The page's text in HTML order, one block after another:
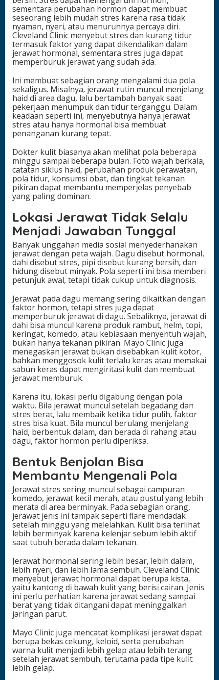
sementara perubahan hormon dapat membuat
seseorang lebih mudah stres karena rasa tidak
nyaman, nyeri, atau menurunnya percaya diri.
Cleveland Clinic menyebut stres dan kurang tidur
termasuk faktor yang dapat dikendalikan dalam
jerawat hormonal, sementara stres juga dapat
memperburuk jerawat yang sudah ada.
Ini membuat sebagian orang mengalami dua pola
sekaligus. Misalnya, jerawat rutin muncul menjelang
haid di area dagu, lalu bertambah banyak saat
pekerjaan menumpuk dan tidur terganggu. Dalam
keadaan seperti ini, menyebutnya hanya jerawat
stres atau hanya hormonal bisa membuat
penanganan kurang tepat.
Dokter kulit biasanya akan melihat pola beberapa
minggu sampai beberapa bulan. Foto wajah berkala,
catatan siklus haid, perubahan produk perawatan,
pola tidur, konsumsi obat, dan tingkat tekanan
pikiran dapat membantu memperjelas penyebab
yang paling dominan.
Lokasi Jerawat Tidak Selalu
Menjadi Jawaban Tunggal
Banyak unggahan media sosial menyederhanakan
jerawat dengan peta wajah. Dagu disebut hormonal,
dahi disebut stres, pipi disebut kurang bersih, dan
hidung disebut minyak. Pola seperti ini bisa memberi
petunjuk awal, tetapi tidak cukup untuk diagnosis.
Jerawat pada dagu memang sering dikaitkan dengan
faktor hormon, tetapi stres juga dapat
memperburuk jerawat di dagu. Sebaliknya, jerawat di
dahi bisa muncul karena produk rambut, helm, topi,
keringat, komedo, atau kebiasaan menyentuh wajah,
bukan hanya tekanan pikiran. Mayo Clinic juga
menegaskan jerawat bukan disebabkan kulit kotor,
bahkan menggosok kulit terlalu keras atau memakai
sabun keras dapat mengiritasi kulit dan membuat
jerawat memburuk.
Karena itu, lokasi perlu digabung dengan pola
waktu. Bila jerawat muncul setelah begadang dan
stres berat, lalu membaik ketika tidur pulih, faktor
stres bisa kuat. Bila muncul berulang menjelang
haid, berbentuk dalam, dan berada di rahang atau
dagu, faktor hormon perlu diperiksa.
Bentuk Benjolan Bisa
Membantu Mengenali Pola
Jerawat stres sering muncul sebagai campuran
komedo, jerawat kecil merah, atau pustul yang lebih
merata di area berminyak. Pada sebagian orang,
jerawat jenis ini tampak seperti flare mendadak
setelah minggu yang melelahkan. Kulit bisa terlihat
lebih berminyak karena kelenjar sebum lebih aktif
saat tubuh berada dalam tekanan.
Jerawat hormonal sering lebih besar, lebih dalam,
lebih nyeri, dan lebih lama sembuh. Cleveland Clinic
menyebut jerawat hormonal dapat berupa kista,
yaitu kantong di bawah kulit yang berisi cairan. Jenis
ini perlu perhatian karena jerawat sedang sampai
berat yang tidak ditangani dapat meninggalkan
jaringan parut.
Mayo Clinic juga mencatat komplikasi jerawat dapat
berupa bekas cekung, keloid, serta perubahan
warna kulit menjadi lebih gelap atau lebih terang
setelah jerawat sembuh, terutama pada tipe kulit
lebih gelap.